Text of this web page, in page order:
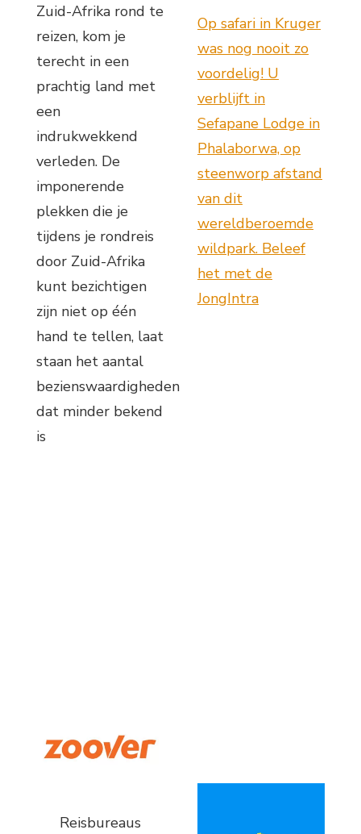
Zuid-Afrika rond te
reizen, kom je
terecht in een
prachtig land met
een
indrukwekkend
verleden. De
imponerende
plekken die je
tijdens je rondreis
door Zuid-Afrika
kunt bezichtigen
zijn niet op één
hand te tellen, laat
staan het aantal
bezienswaardigheden
dat minder bekend
is
Op safari in Kruger
was nog nooit zo
voordelig! U
verblijft in
Sefapane Lodge in
Phalaborwa, op
steenworp afstand
van dit
wereldberoemde
wildpark. Beleef
het met de
JongIntra
Reisbureaus